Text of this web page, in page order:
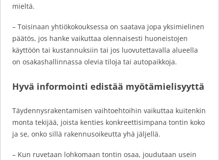
mieltä.
– Toisinaan yhtiökokouksessa on saatava jopa yksimielinen
päätös, jos hanke vaikuttaa olennaisesti huoneistojen
käyttöön tai kustannuksiin tai jos luovutettavalla alueella
on osakashallinnassa olevia tiloja tai autopaikkoja.
Hyvä informointi edistää myötämielisyyttä
Täydennysrakentamisen vaihtoehtoihin vaikuttaa kuitenkin
monta tekijää, joista kenties konkreettisimpana tontin koko
ja se, onko sillä rakennusoikeutta yhä jäljellä.
– Kun ruvetaan lohkomaan tontin osaa, joudutaan usein